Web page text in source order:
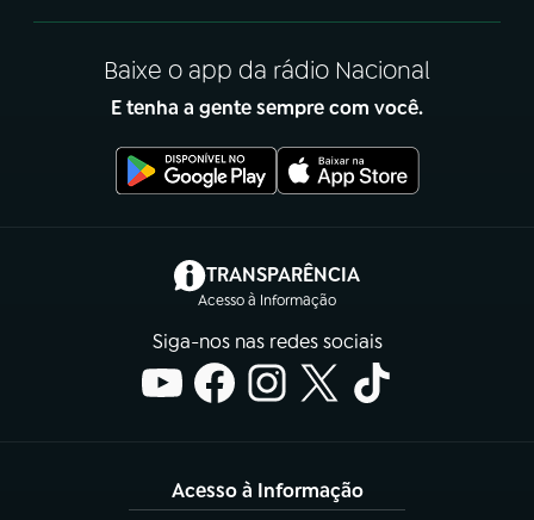
Baixe o app da rádio Nacional
E tenha a gente sempre com você.
TRANSPARÊNCIA
Acesso à Informação
(abre em nova aba)
Siga-nos nas redes sociais
Acesso à Informação